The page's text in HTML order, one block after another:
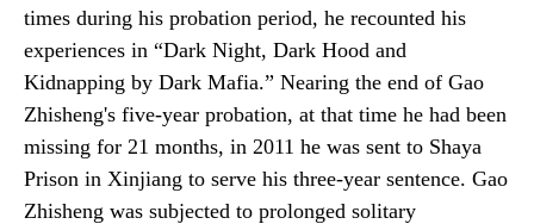
times during his probation period, he recounted his
experiences in “Dark Night, Dark Hood and
Kidnapping by Dark Mafia.” Nearing the end of Gao
Zhisheng's five-year probation, at that time he had been
missing for 21 months, in 2011 he was sent to Shaya
Prison in Xinjiang to serve his three-year sentence. Gao
Zhisheng was subjected to prolonged solitary